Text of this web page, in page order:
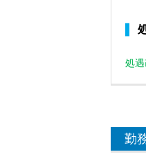
処遇
勤